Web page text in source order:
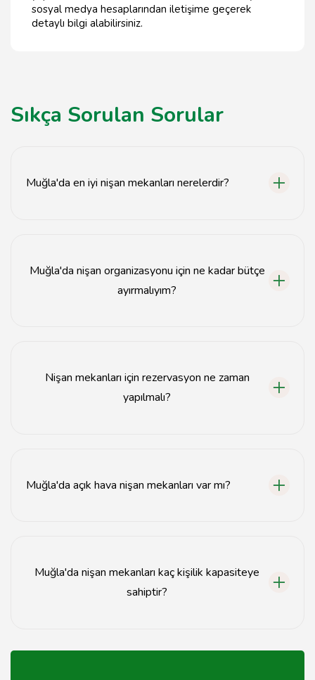
sosyal medya hesaplarından iletişime geçerek
detaylı bilgi alabilirsiniz.
Sıkça Sorulan Sorular
Muğla'da en iyi nişan mekanları nerelerdir?
Muğla'da nişan organizasyonu için ne kadar bütçe
ayırmalıyım?
TL'ye kadar çıkabilir.
Nişan mekanları için rezervasyon ne zaman
yapılmalı?
Muğla'da açık hava nişan mekanları var mı?
Muğla'da nişan mekanları kaç kişilik kapasiteye
sahiptir?
kişiden başlayıp 500 kişiye kadar çıkabilmektedir.